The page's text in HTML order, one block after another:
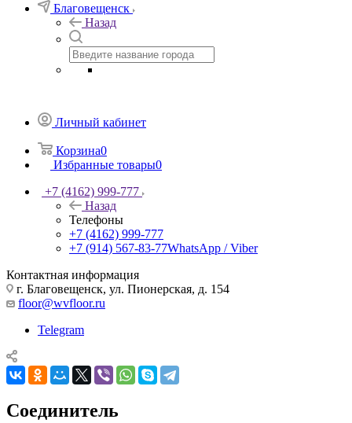
Благовещенск
Назад
Личный кабинет
Корзина0
Избранные товары0
+7 (4162) 999-777
Назад
Телефоны
+7 (4162) 999-777
+7 (914) 567-83-77WhatsApp / Viber
Контактная информация
г. Благовещенск, ул. Пионерская, д. 154
floor@wvfloor.ru
Telegram
Соединитель